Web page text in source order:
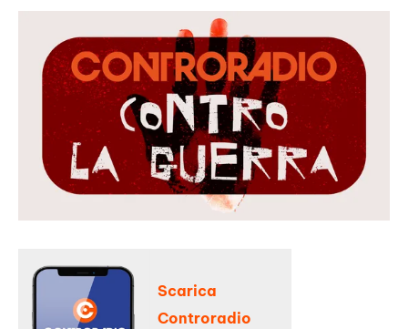
Scarica
Controradio